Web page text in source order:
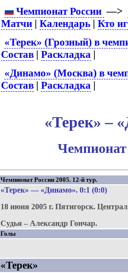
Чемпионат России —>
Матчи |Календарь |Кто
«Терек» (Грозный) в
Состав |Раскладка |
«Динамо» (Москва) в
Состав |Раскладка |
«Терек» –
Чемпионат
Чемпионат России 2005. 12-й тур.
«Терек» — «Динамо». 0:1 (0:0)
18 июня 2005 г. Пятигорск.
Судья – Александр Гончар.
Голы
«Терек»